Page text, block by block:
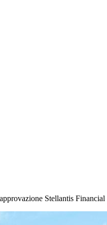
Stellantis